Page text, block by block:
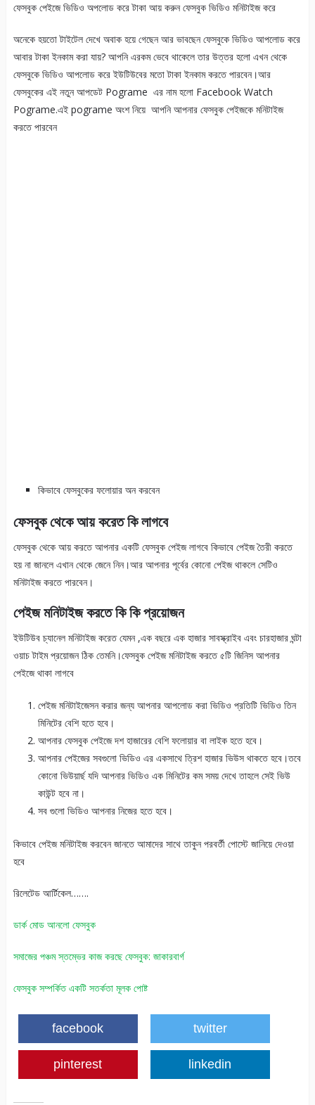
ফেসবুক পেইজে ভিডিও অপলোড করে টাকা আয় করুন ফেসবুক ভিডিও মনিটাইজ করে
অনেকে হয়তো টাইটেল দেখে অবাক হয়ে গেছেন আর ভাবছেন ফেসবুকে ভিডিও আপলোড করে
আবার টাকা ইনকাম করা যায়? আপনি এরকম ভেবে থাকেলে তার উত্তর হলো এখন থেকে
ফেসবুকে ভিডিও আপলোড করে ইউটিউবের মতো টাকা ইনকাম করতে পারবেন।আর
ফেসবুকের এই নতুন আপডেট Pograme এর নাম হলো Facebook Watch
Pograme.এই pograme অংশ নিয়ে আপনি আপনার ফেসবুক পেইজকে মনিটাইজ
করতে পারবেন
কিভাবে ফেসবুকের ফলোয়ার অন করবেন
ফেসবুক থেকে আয় করেত কি লাগবে
ফেসবুক থেকে আয় করতে আপনার একটি ফেসবুক পেইজ লাগবে কিভাবে পেইজ তৈরী করতে
হয় না জানলে এখান থেকে জেনে নিন।আর আপনার পূর্বে‌র কোনো পেইজ থাকলে সেটিও
মনিটাইজ করতে পারবেন।
পেইজ মনিটাইজ করতে কি কি প্রয়োজন
ইউটিউব চ্যানেল মনিটাইজ করেত যেমন ,এক বছরে এক হাজার সাবস্ক্রাইব এবং চারহাজার ঘন্টা
ওয়াচ টাইম প্রয়োজন ঠিক তেমনি।ফেসবুক পেইজ মনিটাইজ করতে ৫টি জিনিস আপনার
পেইজে থাকা লাগবে
পেইজ মনিটাইজেসন করার জন্য আপনার আপলোড করা ভিডিও প্রতিটি ভিডিও তিন
মিনিটের বেশি হতে হবে।
আপনার ফেসবুক পেইজে দশ হাজারের বেশি ফলোয়ার বা লাইক হতে হবে।
আপনার পেইজের সবগুলো ভিডিও এর একসাথে ত্রিশ হাজার ভিউস থাকতে হবে।তবে
কোনো ভিউয়ার্ছ‌ যদি আপনার ভিডিও এক মিনিটের কম সময় দেখে তাহলে সেই ভিউ
কাউন্ট হবে না।
সব গুলো ভিডিও আপনার নিজের হতে হবে।
কিভাবে পেইজ মনিটাইজ করবেন জানতে আমাদের সাথে তাকুন পরবর্তী পোস্টে জানিয়ে দেওয়া
হবে
রিলেটেড আর্টিকেল…….
ডার্ক মোড আনলো ফেসবুক
সমাজের পঞ্চম স্তম্ভের কাজ করছে ফেসবুক: জাকারবার্গ
ফেসবুক সম্পর্কিত একটি সতর্কতা মূলক পোষ্ট
facebook twitter
pinterest linkedin